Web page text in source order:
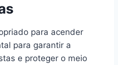
para acender
para garantir a
e proteger o meio